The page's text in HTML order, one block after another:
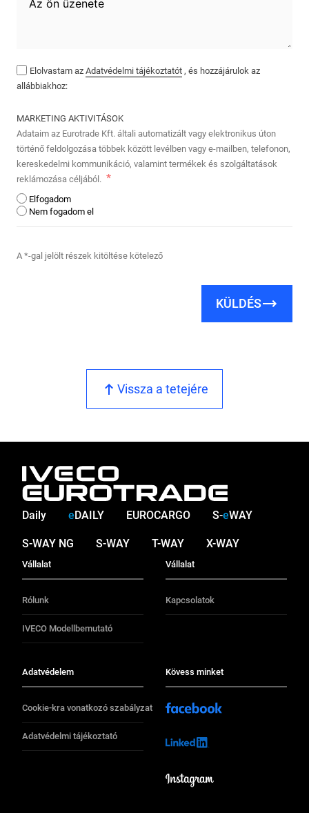
Elolvastam az Adatvédelmi tájékoztatót , és hozzájárulok az
allábbiakhoz:
MARKETING AKTIVITÁSOK
Adataim az Eurotrade Kft. általi automatizált vagy elektronikus úton
történő feldolgozása többek között levélben vagy e-mailben, telefonon,
kereskedelmi kommunikáció, valamint termékek és szolgáltatások
reklámozása céljából.
Elfogadom
Nem fogadom el
A *-gal jelölt részek kitöltése kötelező
KÜLDÉS
Vissza a tetejére
Daily e DAILY EUROCARGO S-eWAY
S-WAY NG S-WAY T-WAY X-WAY
Vállalat
Rólunk
IVECO Modellbemutató
Vállalat
Kapcsolatok
Adatvédelem
Cookie-kra vonatkozó szabályzat
Adatvédelmi tájékoztató
Kövess minket